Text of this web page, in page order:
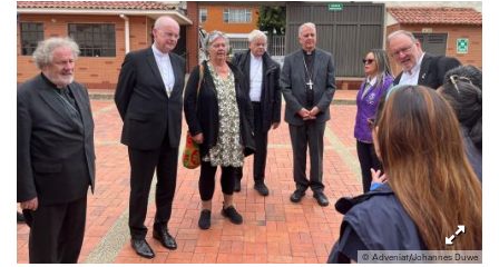
© Adveniat/Johannes Duwe